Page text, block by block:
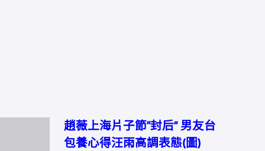
趙薇上海片子節“封后” 男友台
包養心得汪雨高調表態(圖)